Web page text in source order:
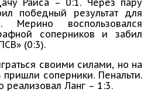
Райса – 0:1. Через пару
победный результат для
воспользовался
соперников и забил
(0:3).
своими силами, но на
соперники. Пенальти.
Ланг – 1:3.